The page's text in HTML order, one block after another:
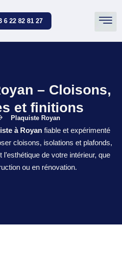
6 22 82 81 27
– Cloisons,
et finitions
Plaquiste Royan
à Royanfiable et expérimenté
cloisons, isolations et plafonds,
l’esthétique de votre intérieur, que
ou en rénovation.